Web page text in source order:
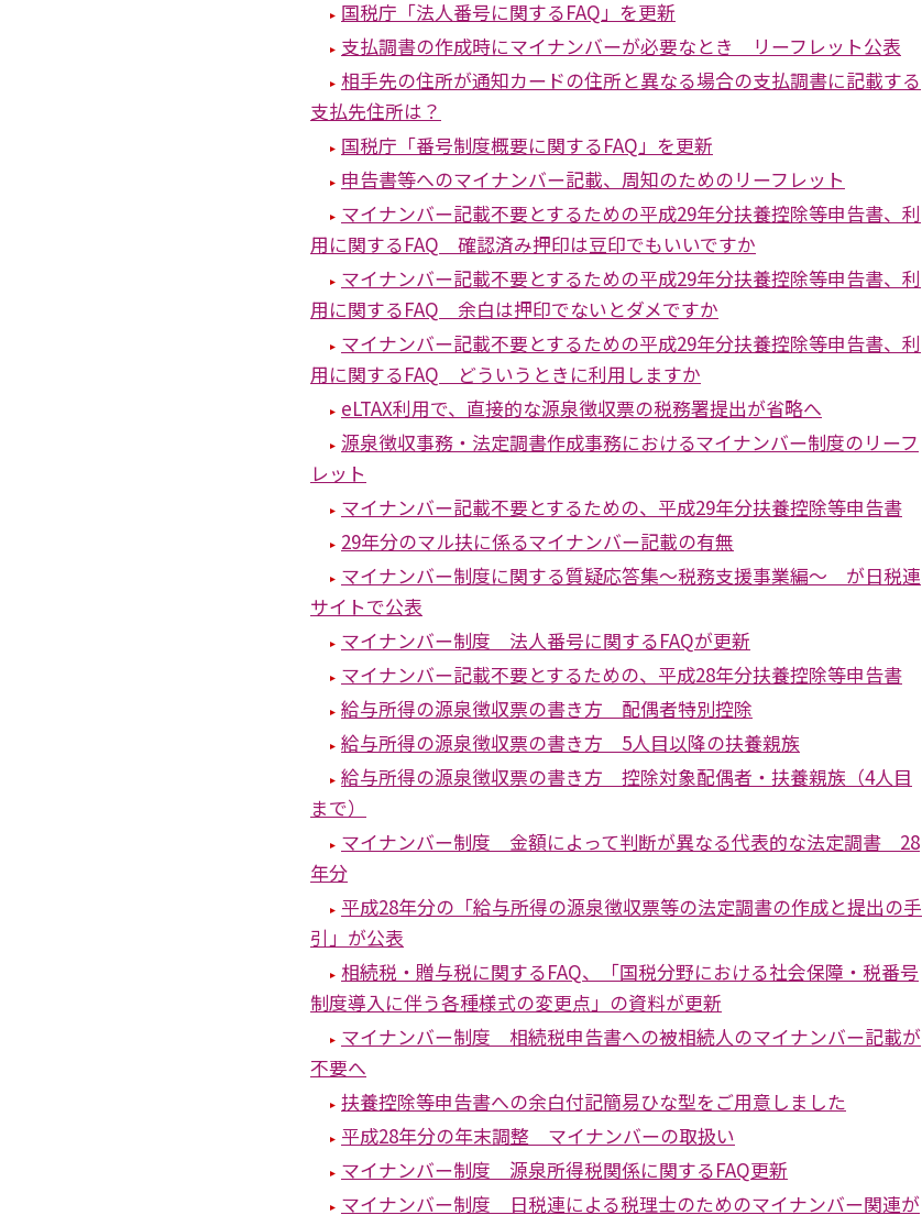
国税庁「法人番号に関するFAQ」を更新
支払調書の作成時にマイナンバーが必要なとき リーフレット公表
相手先の住所が通知カードの住所と異なる場合の支払調書に記載する
支払先住所は？
国税庁「番号制度概要に関するFAQ」を更新
申告書等へのマイナンバー記載、周知のためのリーフレット
マイナンバー記載不要とするための平成29年分扶養控除等申告書、利
用に関するFAQ 確認済み押印は豆印でもいいですか
マイナンバー記載不要とするための平成29年分扶養控除等申告書、利
用に関するFAQ 余白は押印でないとダメですか
マイナンバー記載不要とするための平成29年分扶養控除等申告書、利
用に関するFAQ どういうときに利用しますか
eLTAX利用で、直接的な源泉徴収票の税務署提出が省略へ
源泉徴収事務・法定調書作成事務におけるマイナンバー制度のリーフ
レット
マイナンバー記載不要とするための、平成29年分扶養控除等申告書
29年分のマル扶に係るマイナンバー記載の有無
マイナンバー制度に関する質疑応答集～税務支援事業編～ が日税連
サイトで公表
マイナンバー制度 法人番号に関するFAQが更新
マイナンバー記載不要とするための、平成28年分扶養控除等申告書
給与所得の源泉徴収票の書き方 配偶者特別控除
給与所得の源泉徴収票の書き方 5人目以降の扶養親族
給与所得の源泉徴収票の書き方 控除対象配偶者・扶養親族（4人目
まで）
マイナンバー制度 金額によって判断が異なる代表的な法定調書 28
年分
平成28年分の「給与所得の源泉徴収票等の法定調書の作成と提出の手
引」が公表
相続税・贈与税に関するFAQ、「国税分野における社会保障・税番号
制度導入に伴う各種様式の変更点」の資料が更新
マイナンバー制度 相続税申告書への被相続人のマイナンバー記載が
不要へ
扶養控除等申告書への余白付記簡易ひな型をご用意しました
平成28年分の年末調整 マイナンバーの取扱い
マイナンバー制度 源泉所得税関係に関するFAQ更新
マイナンバー制度 日税連による税理士のためのマイナンバー関連が